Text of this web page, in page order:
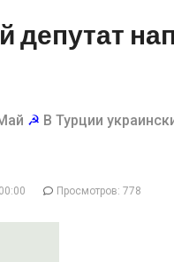
депутат
☭ В Турции
Просмотров: 778